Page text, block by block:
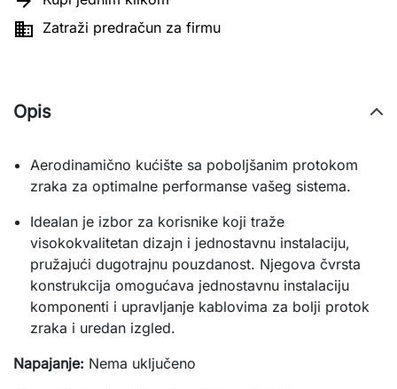
 Zatraži predračun za firmu
Opis
Aerodinamično kućište sa poboljšanim protokom
zraka za optimalne performanse vašeg sistema.
Idealan je izbor za korisnike koji traže
visokokvalitetan dizajn i jednostavnu instalaciju,
pružajući dugotrajnu pouzdanost. Njegova čvrsta
konstrukcija omogućava jednostavnu instalaciju
komponenti i upravljanje kablovima za bolji protok
zraka i uredan izgled.
Napajanje: Nema uključeno